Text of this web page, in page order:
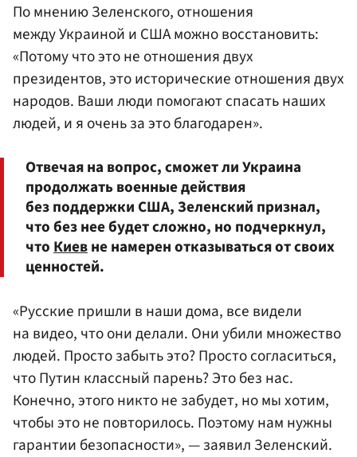
По мнению Зеленского, отношения
между Украиной и США можно восстановить:
«Потому что это не отношения двух
президентов, это исторические отношения двух
народов. Ваши люди помогают спасать наших
людей, и я очень за это благодарен».
Отвечая на вопрос, сможет ли Украина
продолжать военные действия
без поддержки США, Зеленский признал,
что без нее будет сложно, но подчеркнул,
чтоКиевне намерен отказываться от своих
ценностей.
«Русские пришли в наши дома, все видели
на видео, что они делали. Они убили множество
людей. Просто забыть это? Просто согласиться,
что Путин классный парень? Это без нас.
Конечно, этого никто не забудет, но мы хотим,
чтобы это не повторилось. Поэтому нам нужны
гарантии безопасности», — заявил Зеленский.